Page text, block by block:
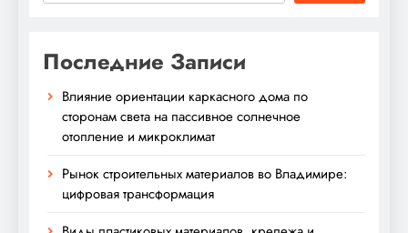
Последние Записи
Влияние ориентации каркасного дома по
сторонам света на пассивное солнечное
отопление и микроклимат
Рынок строительных материалов во Владимире:
цифровая трансформация